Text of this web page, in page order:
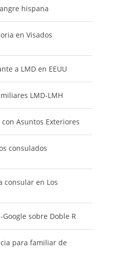
hispana
a LMD en EEUU
LMD-LMH
con Asuntos Exteriores
Google sobre Doble R